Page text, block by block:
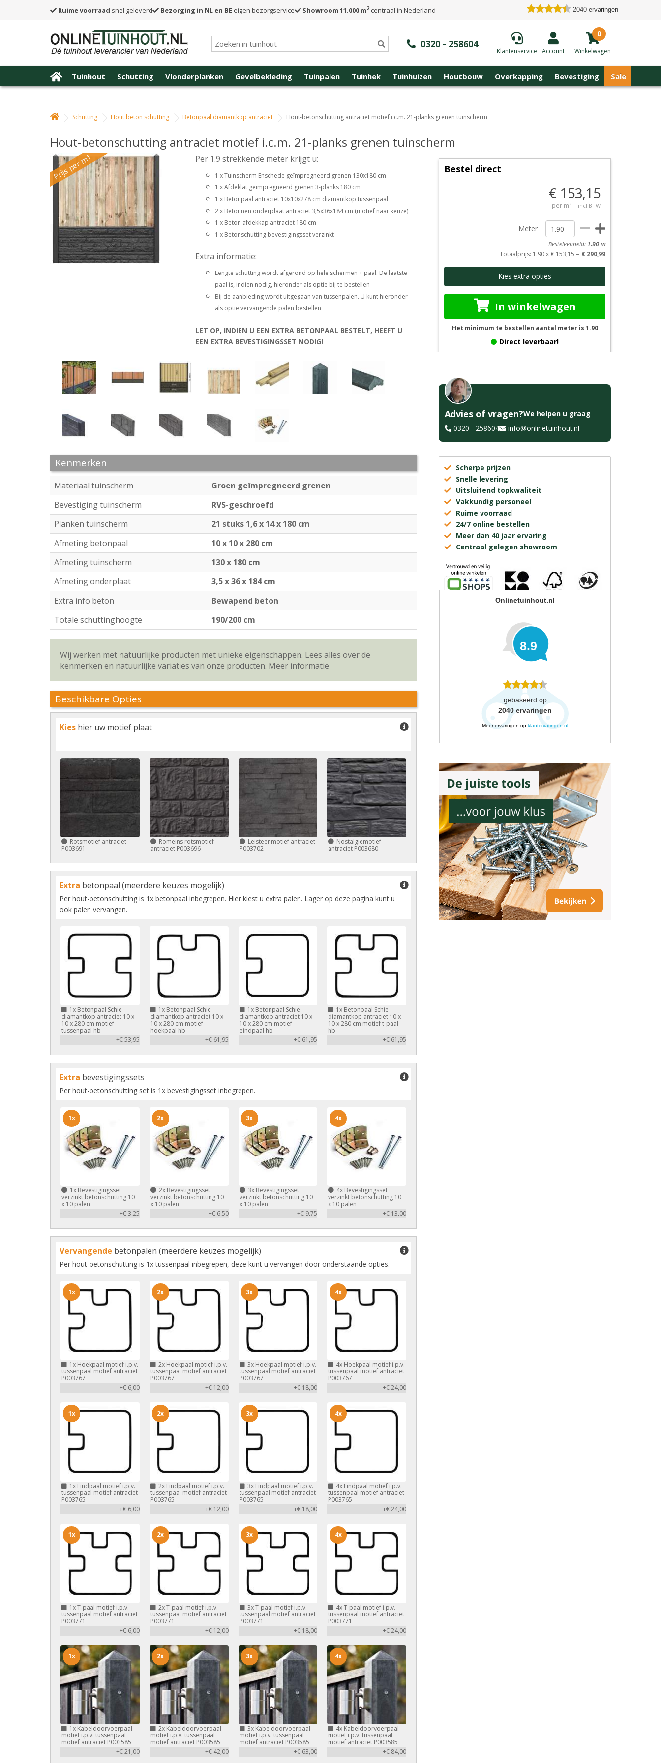
Ruime voorraad snel geleverd Bezorging in NL en BE eigen bezorgservice Showroom 11.000 m2centraal in Nederland 2040 ervaringen
0320 - 258604
Klantenservice Account
0
Winkelwagen
Tuinhout Schutting Vlonderplanken Gevelbekleding Tuinpalen Tuinhek Tuinhuizen Houtbouw Overkapping Bevestiging Sale
Schutting Hout beton schutting Betonpaal diamantkop antraciet Hout-betonschutting antraciet motief i.c.m. 21-planks grenen tuinscherm
Hout-betonschutting antraciet motief i.c.m. 21-planks grenen tuinscherm
Prijs per m1 Per 1.9 strekkende meter krijgt u:
1 x Tuinscherm Enschede geïmpregneerd grenen 130x180 cm
1 x Afdeklat geïmpregneerd grenen 3-planks 180 cm
1 x Betonpaal antraciet 10x10x278 cm diamantkop tussenpaal
2 x Betonnen onderplaat antraciet 3,5x36x184 cm (motief naar keuze)
1 x Beton afdekkap antraciet 180 cm
1 x Betonschutting bevestigingsset verzinkt
Extra informatie:
Lengte schutting wordt afgerond op hele schermen + paal. De laatste
paal is, indien nodig, hieronder als optie bij te bestellen
Bij de aanbieding wordt uitgegaan van tussenpalen. U kunt hieronder
als optie vervangende palen bestellen
LET OP, INDIEN U EEN EXTRA BETONPAAL BESTELT, HEEFT U
EEN EXTRA BEVESTIGINGSSET NODIG!
Kenmerken
Materiaal tuinscherm
Groen geïmpregneerd grenen
Bevestiging tuinscherm
RVS-geschroefd
Planken tuinscherm
21 stuks 1,6 x 14 x 180 cm
Afmeting betonpaal
10 x 10 x 280 cm
Afmeting tuinscherm
130 x 180 cm
Afmeting onderplaat
3,5 x 36 x 184 cm
Extra info beton
Bewapend beton
Totale schuttinghoogte
190/200 cm
Wij werken met natuurlijke producten met unieke eigenschappen. Lees alles over de
kenmerken en natuurlijke variaties van onze producten. Meer informatie
Beschikbare Opties
Kies hier uw motief plaat
Rotsmotief antraciet
P003691
Romeins rotsmotief
antraciet P003696
Leisteenmotief antraciet
P003702
Nostalgiemotief
antraciet P003680
Extra betonpaal (meerdere keuzes mogelijk)
Per hout-betonschutting is 1x betonpaal inbegrepen. Hier kiest u extra palen. Lager op deze pagina kunt u
ook palen vervangen.
1x Betonpaal Schie
diamantkop antraciet 10 x
10 x 280 cm motief
tussenpaal hb
+€ 53,95
1xBetonpaal Schie
diamantkop antraciet 10 x
10 x 280 cm motief
hoekpaal hb
+€ 61,95
1xBetonpaal Schie
diamantkop antraciet 10 x
10 x 280 cm motief
eindpaal hb
+€ 61,95
1x Betonpaal Schie
diamantkop antraciet 10 x
10 x 280 cm motief t-paal
hb
+€ 61,95
Extra bevestigingssets
Per hout-betonschutting set is 1x bevestigingsset inbegrepen.
1x Bevestigingsset
verzinkt betonschutting 10
x 10 palen
+€ 3,25
1x
2xBevestigingsset
verzinkt betonschutting 10
x 10 palen
+€ 6,50
2x
3xBevestigingsset
verzinkt betonschutting 10
x 10 palen
+€ 9,75
3x
4x Bevestigingsset
verzinkt betonschutting 10
x 10 palen
+€ 13,00
4x
Vervangende betonpalen (meerdere keuzes mogelijk)
Per hout-betonschutting is 1x tussenpaal inbegrepen, deze kunt u vervangen door onderstaande opties.
1x Hoekpaal motief i.p.v.
tussenpaal motief antraciet
P003767
+€ 6,00
1x
2xHoekpaal motief i.p.v.
tussenpaal motief antraciet
P003767
+€ 12,00
2x
3xHoekpaal motief i.p.v.
tussenpaal motief antraciet
P003767
+€ 18,00
3x
4x Hoekpaal motief i.p.v.
tussenpaal motief antraciet
P003767
+€ 24,00
4x
1x Eindpaal motief i.p.v.
tussenpaal motief antraciet
P003765
+€ 6,00
1x
2xEindpaal motief i.p.v.
tussenpaal motief antraciet
P003765
+€ 12,00
2x
3xEindpaal motief i.p.v.
tussenpaal motief antraciet
P003765
+€ 18,00
3x
4x Eindpaal motief i.p.v.
tussenpaal motief antraciet
P003765
+€ 24,00
4x
1xT-paal motief i.p.v.
tussenpaal motief antraciet
P003771
+€ 6,00
1x
2xT-paal motief i.p.v.
tussenpaal motief antraciet
P003771
+€ 12,00
2x
3xT-paal motief i.p.v.
tussenpaal motief antraciet
P003771
+€ 18,00
3x
4xT-paal motief i.p.v.
tussenpaal motief antraciet
P003771
+€ 24,00
4x
1x Kabeldoorvoerpaal
motief i.p.v. tussenpaal
motief antraciet P003585
+€ 21,00
1x
2xKabeldoorvoerpaal
motief i.p.v. tussenpaal
motief antraciet P003585
+€ 42,00
2x
3xKabeldoorvoerpaal
motief i.p.v. tussenpaal
motief antraciet P003585
+€ 63,00
3x
4x Kabeldoorvoerpaal
motief i.p.v. tussenpaal
motief antraciet P003585
+€ 84,00
4x
Bestel direct
€ 153,15
per m1 incl BTW
Meter
Besteleenheid: 1.90m
Totaalprijs: 1.90 x € 153,15 = € 290,99
Kies extra opties
In winkelwagen
Het minimum te bestellen aantal meter is 1.90
Direct leverbaar!
Advies of vragen?We helpen u graag
0320 - 258604
info@onlinetuinhout.nl
Scherpe prijzen
Snelle levering
Uitsluitend topkwaliteit
Vakkundig personeel
Ruime voorraad
24/7 online bestellen
Meer dan 40 jaar ervaring
Centraal gelegen showroom
Onlinetuinhout.nl
8.9
gebaseerd op
2040 ervaringen
Meer ervaringen op klantervaringen.nl